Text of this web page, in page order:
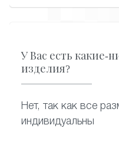
У Вас есть какие-
изделия?
Нет, так как все
индивидуальны